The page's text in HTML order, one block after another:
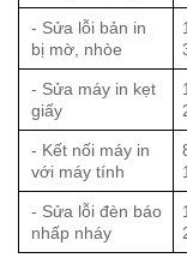
- Sửa lỗi bản in
bị mờ, nhòe
- Sửa máy in kẹt
giấy
- Kết nối máy in
với máy tính
- Sửa lỗi đèn báo
nhấp nháy